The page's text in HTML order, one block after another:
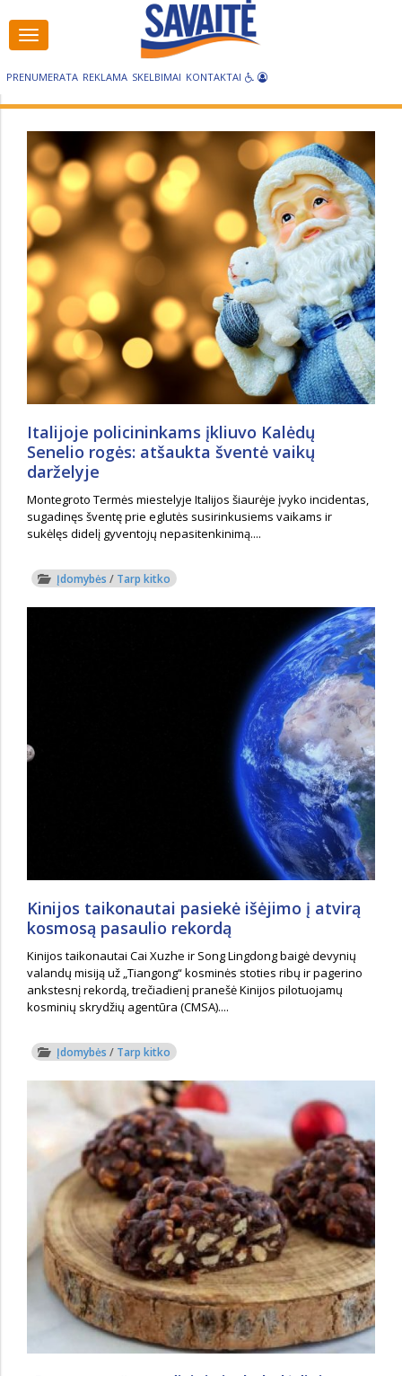
PRENUMERATA REKLAMA SKELBIMAI KONTAKTAI
Visos
kategorijos
Italijoje policininkams įkliuvo Kalėdų
Senelio rogės: atšaukta šventė vaikų
darželyje
Montegroto Termės miestelyje Italijos šiaurėje įvyko incidentas,
sugadinęs šventę prie eglutės susirinkusiems vaikams ir
sukėlęs didelį gyventojų nepasitenkinimą....
Įdomybės / Tarp kitko
Kinijos taikonautai pasiekė išėjimo į atvirą
kosmosą pasaulio rekordą
Kinijos taikonautai Cai Xuzhe ir Song Lingdong baigė devynių
valandų misiją už „Tiangong“ kosminės stoties ribų ir pagerino
ankstesnį rekordą, trečiadienį pranešė Kinijos pilotuojamų
kosminių skrydžių agentūra (CMSA)....
Įdomybės / Tarp kitko